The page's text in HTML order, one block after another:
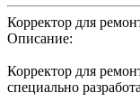
Корректор для
Описание:
Корректор для
специально